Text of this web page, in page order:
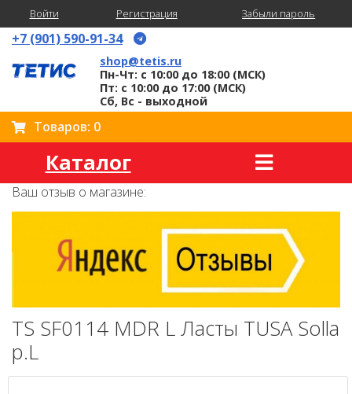
Войти Регистрация Забыли пароль
+7 (901) 590-91-34
shop@tetis.ru
Пн-Чт: с 10:00 до 18:00 (МСК)
Пт: с 10:00 до 17:00 (МСК)
Сб, Вс - выходной
Товаров: 0
Каталог
Ваш отзыв о магазине:
TS SF0114 MDR L Ласты TUSA Solla
p.L